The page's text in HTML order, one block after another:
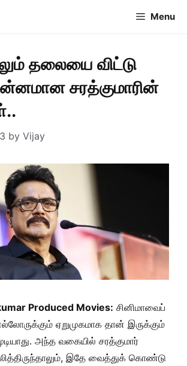
Menu
தலையை விட்டு
சரத்குமாரின்
by Vijay
Produced Movies: சினிமாவைப்
ஏறுமுகமாக தான் இருக்கும்
அந்த வகையில் சரத்குமார்
இதே வைத்துக் கொண்டு